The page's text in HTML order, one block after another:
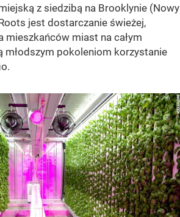
z siedzibą na Brooklynie (Nowy
jest dostarczanie świeżej,
mieszkańców miast na całym
młodszym pokoleniom korzystanie